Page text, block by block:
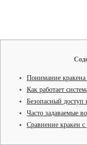
Понимание кракена
Как работает
Безопасный доступ
Часто задаваемые
Сравнение кракен